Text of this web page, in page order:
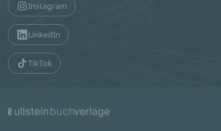
Instagram
LinkedIn
TikTok